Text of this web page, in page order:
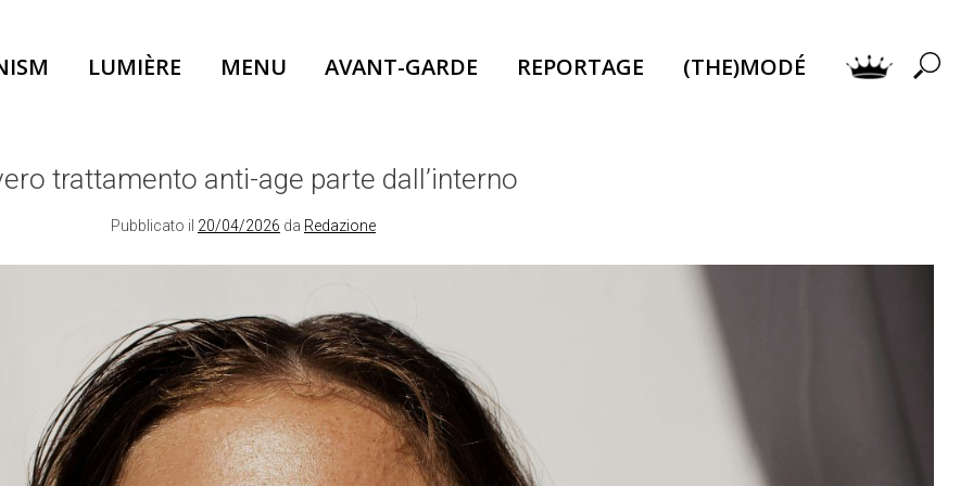
LUMIÈRE MENU AVANT-GARDE REPORTAGE (THE)MODÉ
trattamento anti-age parte dall’interno
Pubblicato il 20/04/2026 da Redazione